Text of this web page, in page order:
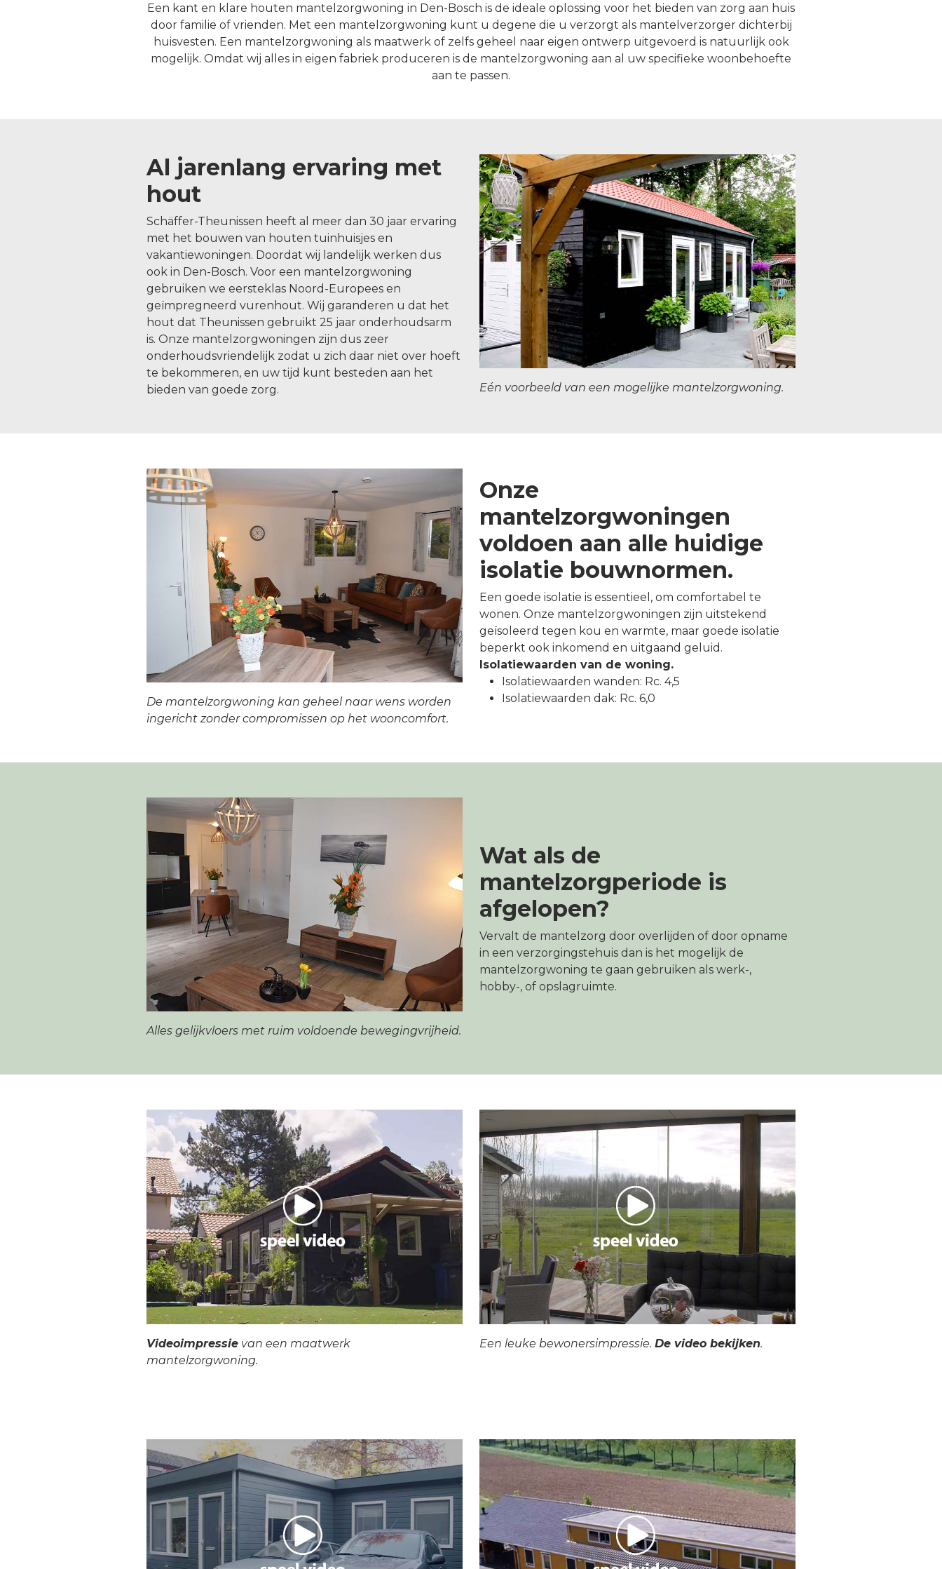
Een kant en klare houten mantelzorgwoning in Den-Bosch is de ideale oplossing voor het bieden van zorg aan huis
door familie of vrienden. Met een mantelzorgwoning kunt u degene die u verzorgt als mantelverzorger dichterbij
huisvesten. Een mantelzorgwoning als maatwerk of zelfs geheel naar eigen ontwerp uitgevoerd is natuurlijk ook
mogelijk. Omdat wij alles in eigen fabriek produceren is de mantelzorgwoning aan al uw specifieke woonbehoefte
aan te passen.
Al jarenlang ervaring met
hout
Schäffer-Theunissen heeft al meer dan 30 jaar ervaring
met het bouwen van houten tuinhuisjes en
vakantiewoningen. Doordat wij landelijk werken dus
ook in Den-Bosch. Voor een mantelzorgwoning
gebruiken we eersteklas Noord-Europees en
geïmpregneerd vurenhout. Wij garanderen u dat het
hout dat Theunissen gebruikt 25 jaar onderhoudsarm
is. Onze mantelzorgwoningen zijn dus zeer
onderhoudsvriendelijk zodat u zich daar niet over hoeft
te bekommeren, en uw tijd kunt besteden aan het
bieden van goede zorg.
Eén voorbeeld van een mogelijke mantelzorgwoning.
De mantelzorgwoning kan geheel naar wens worden
ingericht zonder compromissen op het wooncomfort.
Onze
mantelzorgwoningen
voldoen aan alle huidige
isolatie bouwnormen.
Een goede isolatie is essentieel, om comfortabel te
wonen. Onze mantelzorgwoningen zijn uitstekend
geïsoleerd tegen kou en warmte, maar goede isolatie
beperkt ook inkomend en uitgaand geluid.
Isolatiewaarden van de woning.
Isolatiewaarden wanden: Rc. 4,5
Isolatiewaarden dak: Rc. 6,0
Alles gelijkvloers met ruim voldoende bewegingvrijheid.
Wat als de
mantelzorgperiode is
afgelopen?
Vervalt de mantelzorg door overlijden of door opname
in een verzorgingstehuis dan is het mogelijk de
mantelzorgwoning te gaan gebruiken als werk-,
hobby-, of opslagruimte.
Videoimpressie van een maatwerk
mantelzorgwoning.
Een leuke bewonersimpressie. De video bekijken.